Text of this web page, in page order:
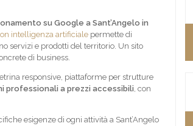
su Google a Sant’Angelo in
intelligenza artificialepermette di
servizi e prodotti del territorio. Un sito
di business.
responsive, piattaforme per strutture
professionali a prezzi accessibili, con
esigenze di ogni attività a Sant’Angelo